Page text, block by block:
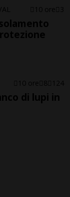
10 ore 3
10 ore 8 124
di lupi in